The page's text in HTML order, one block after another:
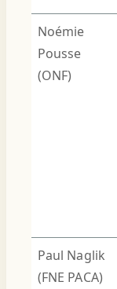
Noémie
Pousse
(ONF)
Paul Naglik
(FNE PACA)